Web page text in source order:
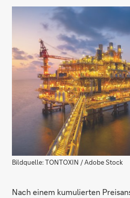
Bildquelle: TONTOXIN / Adobe Stock
Nach einem kumulierten